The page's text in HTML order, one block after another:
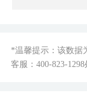
*温馨提示：该数据
客服： 400-823-1298